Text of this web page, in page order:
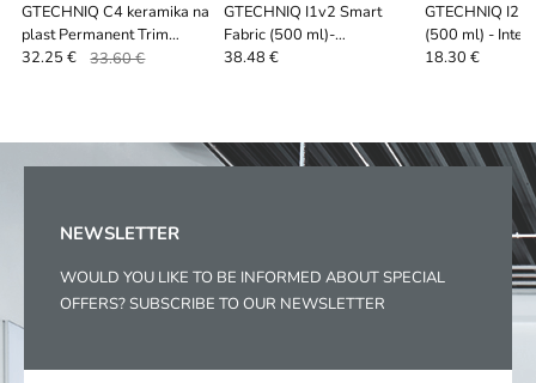
GTECHNIQ C4 keramika na
plast Permanent Trim
Restorer (15 ml) -
32.25 € 33.60 €
GTECHNIQ I1v2 Smart
Fabric (500 ml)-
Impregnácia textilu v spreji.
38.48 €
GTECHNIQ I2
(500 ml) -
s
18.30 €
NEWSLETTER
WOULD YOU LIKE TO BE INFORMED ABOUT SPECIAL
OFFERS? SUBSCRIBE TO OUR NEWSLETTER